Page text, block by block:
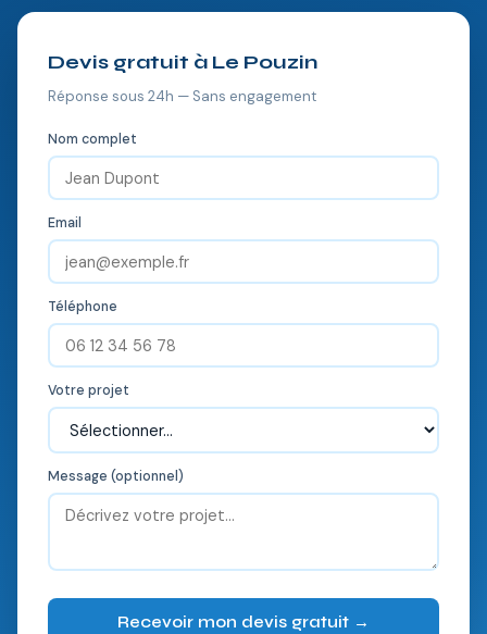
Devis gratuit à Le Pouzin
Réponse sous 24h — Sans engagement
Nom complet
Email
Téléphone
Votre projet
Message (optionnel)
Recevoir mon devis gratuit →